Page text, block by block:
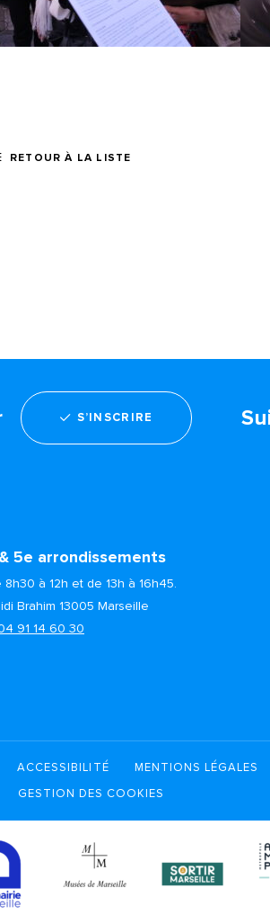
RETOUR À LA LISTE
S’INSCRIRE
5e arrondissements
à 12h et de 13h à 16h45.
Brahim 13005 Marseille
91 14 60 30
ACCESSIBILITÉ MENTIONS LÉGALES
GESTION DES COOKIES